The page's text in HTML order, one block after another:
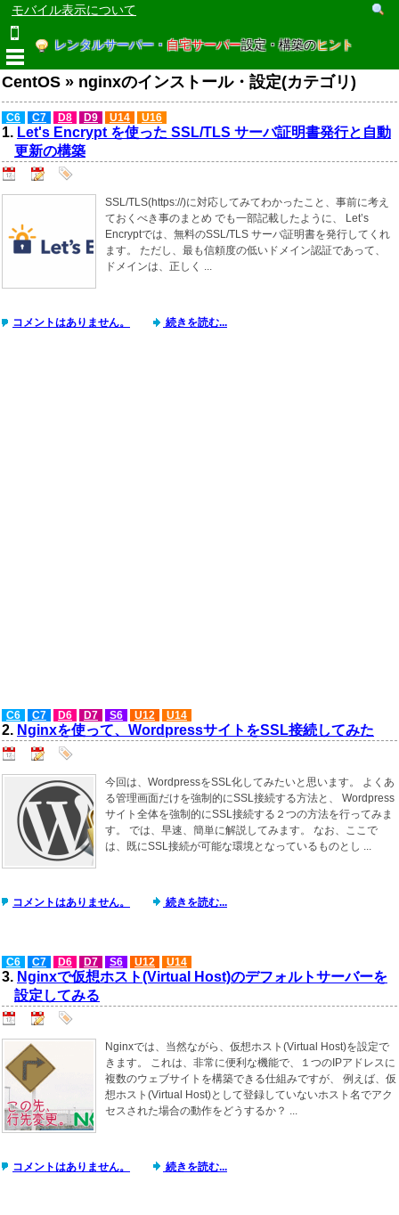
モバイル表示について
レンタルサーバー・ 自宅サーバー設定・構築のヒント
CentOS » nginxのインストール・設定(カテゴリ)
C6 C7 D8 D9 U14 U16
1. Let's Encrypt を使った SSL/TLS サーバ証明書発行と自動
更新の構築
SSL/TLS(https://)に対応してみてわかったこと、事前に考え
ておくべき事のまとめ でも一部記載したように、 Let’s
Encryptでは、無料のSSL/TLS サーバ証明書を発行してくれ
ます。 ただし、最も信頼度の低いドメイン認証であって、
ドメインは、正しく ...
コメントはありません。 続きを読む...
C6 C7 D6 D7 S6 U12 U14
2. Nginxを使って、WordpressサイトをSSL接続してみた
今回は、WordpressをSSL化してみたいと思います。 よくあ
る管理画面だけを強制的にSSL接続する方法と、 Wordpress
サイト全体を強制的にSSL接続する２つの方法を行ってみま
す。 では、早速、簡単に解説してみます。 なお、ここで
は、既にSSL接続が可能な環境となっているものとし ...
コメントはありません。 続きを読む...
C6 C7 D6 D7 S6 U12 U14
3. Nginxで仮想ホスト(Virtual Host)のデフォルトサーバーを
設定してみる
Nginxでは、当然ながら、仮想ホスト(Virtual Host)を設定で
きます。 これは、非常に便利な機能で、１つのIPアドレスに
複数のウェブサイトを構築できる仕組みですが、 例えば、仮
想ホスト(Virtual Host)として登録していないホスト名でアク
セスされた場合の動作をどうするか？ ...
コメントはありません。 続きを読む...